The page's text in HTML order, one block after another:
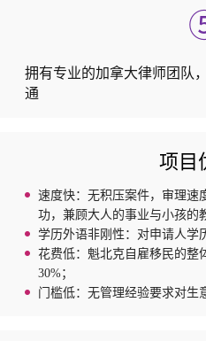
拥有专业的加拿大律师团队
通
项目
速度快：无积压案件，审理速
功，兼顾大人的事业与小孩的
学历外语非刚性：对申请人学
花费低：魁北克自雇移民的整
30%；
门槛低：无管理经验要求对生